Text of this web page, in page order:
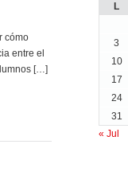
cómo
entre el
[…]
L
3
10
17
24
31
« Jul